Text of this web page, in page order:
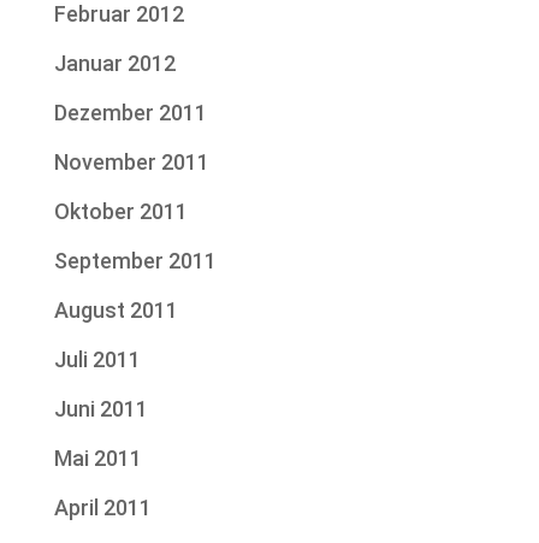
Februar 2012
Januar 2012
Dezember 2011
November 2011
Oktober 2011
September 2011
August 2011
Juli 2011
Juni 2011
Mai 2011
April 2011